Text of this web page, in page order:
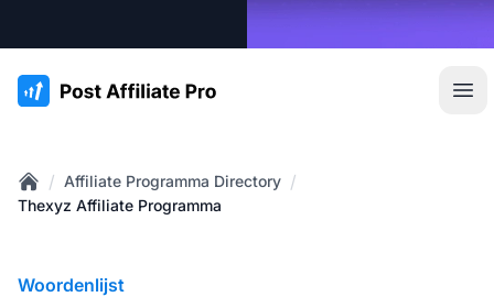
:site.title
Home
/ Affiliate Programma Directory /
Thexyz Affiliate Programma
Woordenlijst